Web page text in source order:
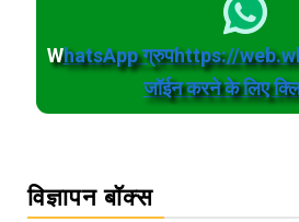
WhatsApp ग्रुपhttps://
जॉईन करने के लिए
विज्ञापन बॉक्स